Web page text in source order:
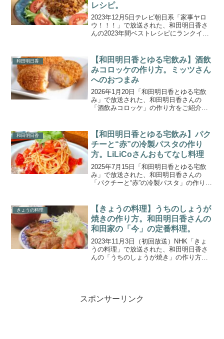
レシピ。
2023年12月5日テレビ朝日系「家事ヤロ
ウ！！！」で放送された、和田明日香さ
んの2023年間ベストレシピにランクイン
ピを大発表！ 最強炙りなめろう、ワンパ
ンで作...
和田明日香
【和田明日香とゆる宅飲み】酒飲
みコロッケの作り方。ミッツさん
へのおつまみ
2026年1月20日「和田明日香とゆる宅飲
み」で放送された、和田明日香さんの
「酒飲みコロッケ」の作り方をご紹介し
理は、薄切り牛肉に味をしっかり入れた
お酒が進むコロッケ、...
和田明日香
【和田明日香とゆる宅飲み】パク
チーと“赤”の冷製パスタの作り
方。LiLiCoさんおもてなし料理
2025年7月15日「和田明日香とゆる宅飲
み」で放送された、和田明日香さんの
「パクチーと“赤”の冷製パスタ」の作り方
きょうの料理
【きょうの料理】うちのしょうが
焼きの作り方。和田明日香さんの
和田家の「今」の定番料理。
2023年11月3日（初回放送）NHK「きょ
うの料理」で放送された、和田明日香さ
んの「うちのしょうが焼き」の作り方を
スポンサーリンク